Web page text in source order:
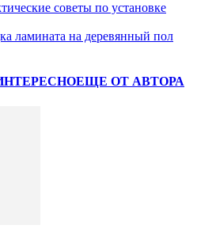
советы по установке
ламината на деревянный пол
ЕЩЕ ОТ АВТОРА